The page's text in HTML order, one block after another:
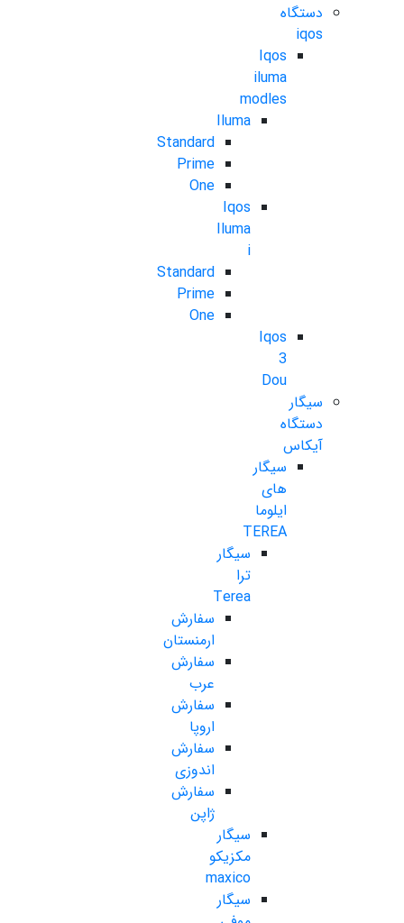
دستگاه
iqos
Iqos
iluma
modles
Iluma
Standard
Prime
One
Iqos
Iluma
i
Standard
Prime
One
Iqos
3
Dou
سیگار
دستگاه
آیکاس
سیگار
های
ایلوما
TEREA
سیگار
ترا
Terea
سفارش
ارمنستان
سفارش
عرب
سفارش
اروپا
سفارش
اندوزی
سفارش
ژاپن
سیگار
مکزیکو
maxico
سیگار